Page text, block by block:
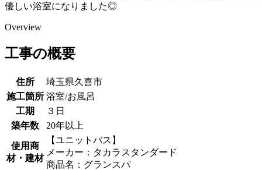
優しい浴室になりました◎
Overview
工事の概要
住所
埼玉県久喜市
施工箇所 浴室/お風呂
工期
３日
築年数
20年以上
使用商
材・建材
【ユニットバス】
メーカー：タカラスタンダード
商品名：グランスパ